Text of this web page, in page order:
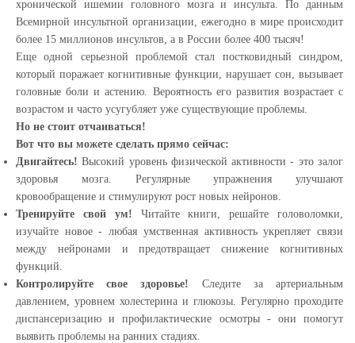
хронической ишемии головного мозга и инсульта. По данным
Всемирной инсультной организации, ежегодно в мире происходит
более 15 миллионов инсультов, а в России более 400 тысяч!
Еще одной серьезной проблемой стал постковидный синдром,
который поражает когнитивные функции, нарушает сон, вызывает
головные боли и астению. Вероятность его развития возрастает с
возрастом и часто усугубляет уже существующие проблемы.
Но не стоит отчаиваться!
Вот что вы можете сделать прямо сейчас:
Двигайтесь! Высокий уровень физической активности - это залог
здоровья мозга. Регулярные упражнения улучшают
кровообращение и стимулируют рост новых нейронов.
Тренируйте свой ум! Читайте книги, решайте головоломки,
изучайте новое - любая умственная активность укрепляет связи
между нейронами и предотвращает снижение когнитивных
функций.
Контролируйте свое здоровье! Следите за артериальным
давлением, уровнем холестерина и глюкозы. Регулярно проходите
диспансеризацию и профилактические осмотры - они помогут
выявить проблемы на ранних стадиях.